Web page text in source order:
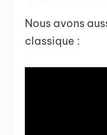
Nous avons
classique :